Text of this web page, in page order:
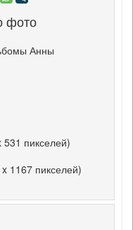
фото
Анны
пикселей)
1167 пикселей)